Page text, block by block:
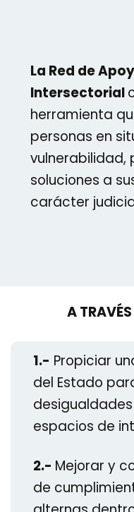
La Red de
Intersectorial
herramienta
personas en
vulnerabilidad,
soluciones a
carácter
A
1.- Propiciar
del Estado
espacios de
2.- Mejorar y
de